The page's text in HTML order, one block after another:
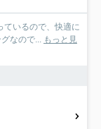
ているので、快適に
なので... もっと見